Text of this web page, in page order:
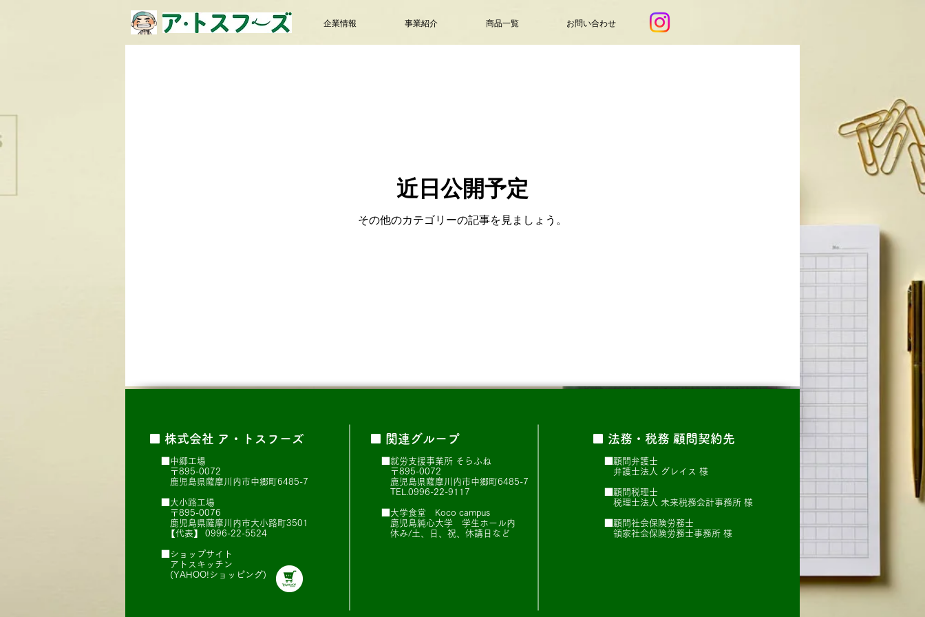
企業情報 事業紹介 商品一覧 お問い合わせ
近日公開予定
その他のカテゴリーの記事を見ましょう。
■​ 株式会社 ア・トスフーズ
■中郷工場
〒895-0072
鹿児島県薩摩川内市中郷町6485-7
■大小路工場
〒895-0076
鹿児島県薩摩川内市大小路町3501
【代表】
0996-22-5524
■ショップサイト
アトスキッチン
(YAHOO!ショッピング)
■ 関連グループ
■就労支援事業所 そらふね
〒895-0072
鹿児島県薩摩川内市中郷町6485-7
TEL.0996-22-9117
■大学食堂 Koco campus
鹿児島純心大学 学生ホール内
休み/土、日、祝、休講日など
■ 法務・税務 顧問契約先
■顧問弁護士
弁護士法人 グレイス 様
■顧問税理士
税理士法人 未来税務会計事務所 様
■顧問社会保険労務士
領家社会保険労務士事務所 様